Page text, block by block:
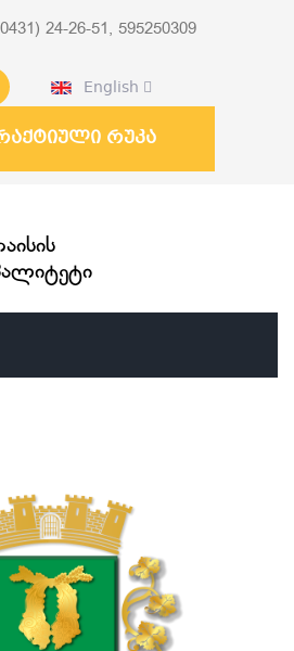
24-26-51, 595250309
English
რუკა